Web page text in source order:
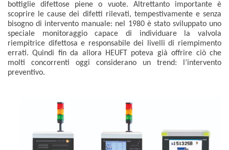
bottiglie difettose piene o vuote. Altrettanto importante è
scoprire le cause dei difetti rilevati, tempestivamente e senza
bisogno di intervento manuale: nel 1980 è stato sviluppato uno
speciale monitoraggio capace di individuare la valvola
riempitrice difettosa e responsabile dei livelli di riempimento
errati. Quindi fin da allora HEUFT poteva già offrire ciò che
molti concorrenti oggi considerano un trend: l’intervento
preventivo.